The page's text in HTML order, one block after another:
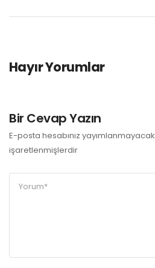
Hayır Yorumlar
Bir Cevap Yazın
E-posta hesabınız
işaretlenmişlerdir